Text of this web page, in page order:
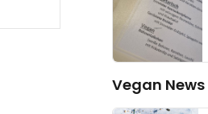
Vegan News